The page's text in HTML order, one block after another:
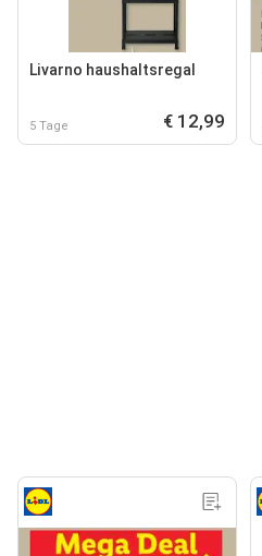
Livarno haushaltsregal
5 Tage € 12,99